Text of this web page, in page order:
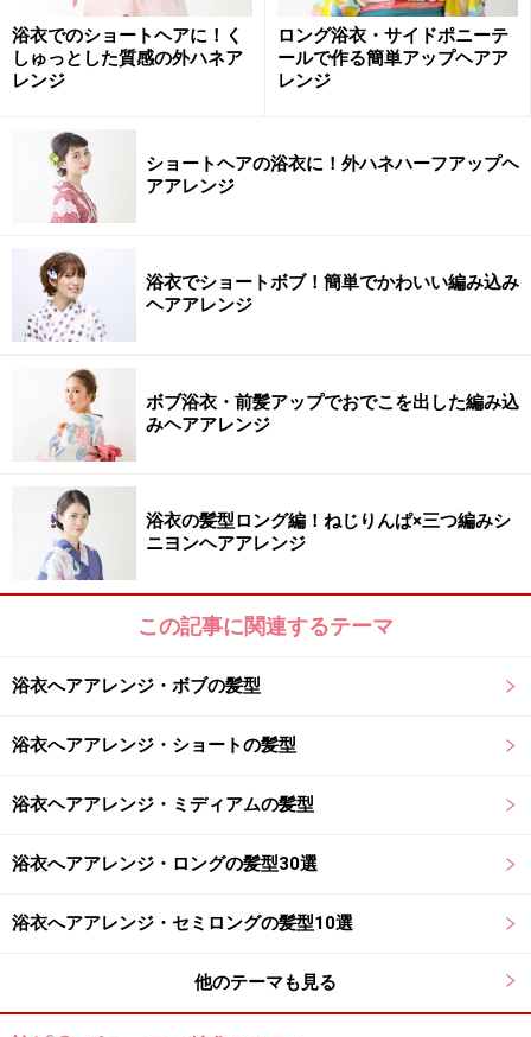
左の毛束をねじる
4. 左の毛束を、くるくるときつく毛先までねじります。
ねじる方向は気にしないでOK。
毛先を隠すようにしてアメピンで留める
5. 手順4でねじった髪を外側に返して、ハーフアップラ
インの内側に毛先を隠すイメージでアメピンで留めま
す。ハーフアップを作ったヘアゴムを土台にして留める
のが、お団子の上手な作り方のポイントです。
中央で結んだ毛束も丸めてお団子状に
6. ハーフアップに結んだ毛束も、左の毛束と同様にくる
くるとねじり、お団子状にしてアメピンで留めます。留
めたあと、立体的になるように毛束を引き出し形を整え
ましょう。
右側もくるくるとねじってピン留め
7. 右側の毛束も同様に、くるくるとねじり、ハーフアッ
体的に動きが出るよう、バランスを見て崩しましょう。
顔まわりの後れ毛をスパイラル巻きにしたら、完成で
す。
上手く仕上げるポイント
カジュアルで少しルーズ感のある雰囲気の決め手は、顔
浴衣でのショートヘアに！く
しゅっとした質感の外ハネア
レンジ
ロング浴衣・サイドポニーテ
ールで作る簡単アップヘアア
レンジ
ショートヘアの浴衣に！外ハネハーフアップヘ
アアレンジ
浴衣でショートボブ！簡単でかわいい編み込み
ヘアアレンジ
ボブ浴衣・前髪アップでおでこを出した編み込
みヘアアレンジ
浴衣の髪型ロング編！ねじりんぱ×三つ編みシ
ニヨンヘアアレンジ
この記事に関連するテーマ
浴衣へアアレンジ・ボブの髪型
浴衣へアアレンジ・ショートの髪型
浴衣ヘアアレンジ・ミディアムの髪型
浴衣へアアレンジ・ロングの髪型30選
浴衣へアアレンジ・セミロングの髪型10選
他のテーマも見る